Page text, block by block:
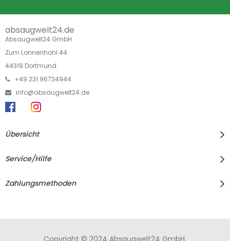
absaugwelt24.de
Absaugwelt24 GmbH
Zum Lonnenhohl 44
44319 Dortmund
+49 231 96734944
info@absaugwelt24.de
Übersicht
Service/Hilfe
Zahlungsmethoden
Copyright © 2024 Absaugwelt24 GmbH.